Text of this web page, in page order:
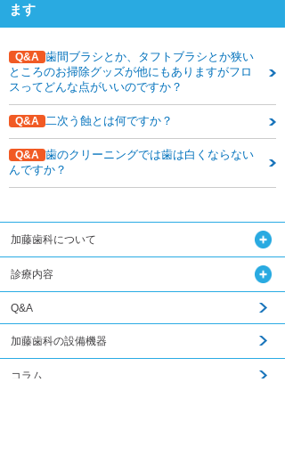
ます
Q&A
歯間ブラシとか、タフトブラシとか狭い
ところのお掃除グッズが他にもありますがフロ
スってどんな点がいいのですか？
Q&A 二次う蝕とは何ですか？
Q&A
歯のクリーニングでは歯は白くならない
んですか？
加藤歯科について
診療内容
Q&A
加藤歯科の設備機器
コラム